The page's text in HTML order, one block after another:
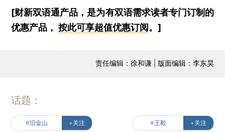
[财新双语通产品，是为有双语需求读者专门订制的
优惠产品，按此可享超值优惠订阅。]
责任编辑：徐和谦 | 版面编辑：李东昊
话题：
#旧金山 +关注 #王毅 +关注